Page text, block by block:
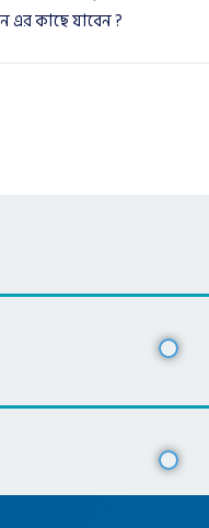
কাছে যাবেন ?